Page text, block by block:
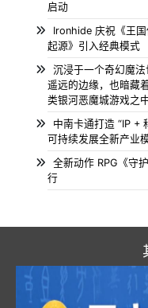
启动
Ironhide 庆祝《王国
起源》引入经典模式
沉浸于一个奇幻魔
遥远的边缘，也暗藏
类银河恶魔城游戏之中
中南卡通打造 “IP +
可持续发展全新产业
全新动作 RPG《守
行